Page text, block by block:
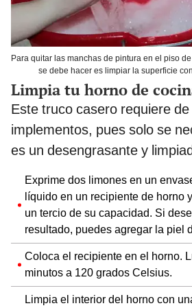
Para quitar las manchas de pintura en el piso
se debe hacer es limpiar la superficie
Limpia tu horno de
Este truco casero requiere
implementos, pues solo se
es un desengrasante y
Exprime dos limones en un
líquido en un recipiente de horno
un tercio de su capacidad. Si
resultado, puedes agregar la piel
Coloca el recipiente en el horno.
minutos a 120 grados Celsius.
Limpia el interior del horno con